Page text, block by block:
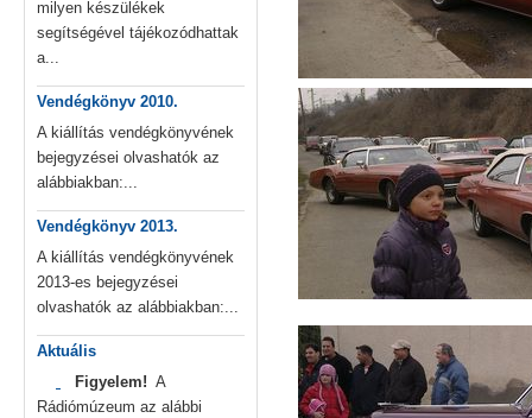
milyen készülékek
segítségével tájékozódhattak
a...
Vendégkönyv 2010.
A kiállítás vendégkönyvének
bejegyzései olvashatók az
alábbiakban:...
Vendégkönyv 2013.
A kiállítás vendégkönyvének
2013-es bejegyzései
olvashatók az alábbiakban:...
Aktuális
Figyelem! A
Rádiómúzeum az alábbi